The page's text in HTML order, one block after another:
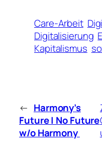
Care-Arbeit
Digitalisierung
Kapitalismus
← Harmony’s
Future | No Future
w/o Harmony